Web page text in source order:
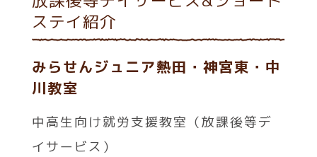
ステイ紹介
みらせんジュニア熱田・神宮東・中
川教室
中高生向け就労支援教室（放課後等デ
イサービス）